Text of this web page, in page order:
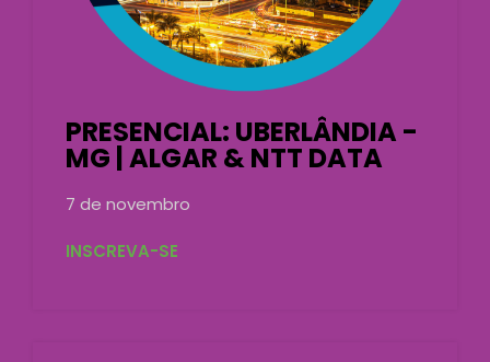
PRESENCIAL: UBERLÂNDIA -
MG | ALGAR & NTT DATA
7 de novembro
INSCREVA-SE